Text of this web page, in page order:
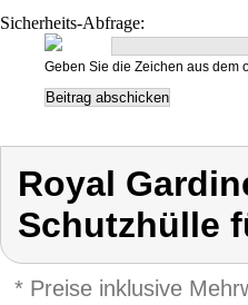
Sicherheits-Abfrage:
Geben Sie die Zeichen aus dem
Royal
Schutzhülle
* Preise inklusive